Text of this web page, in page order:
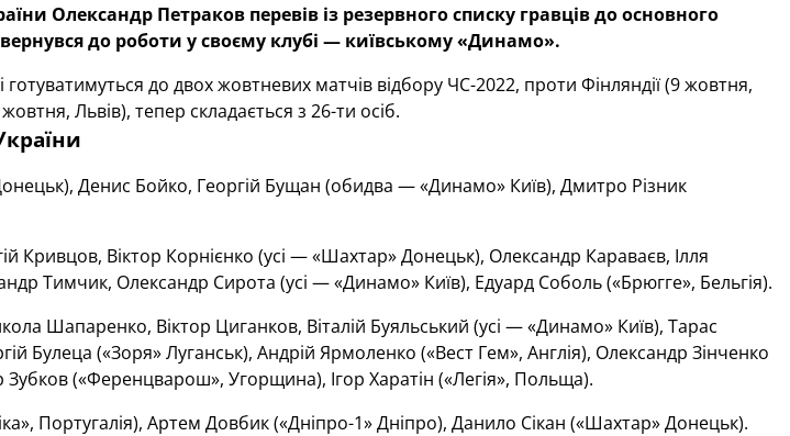
Олександр Петраков перевів із резервного списку гравців до основного
до роботи у своєму клубі — київському «Динамо».
до двох жовтневих матчів відбору ЧС-2022, проти Фінляндії (9 жовтня,
Львів), тепер складається з 26-ти осіб.
Денис Бойко, Георгій Бущан (обидва — «Динамо» Київ), Дмитро Різник
Кривцов, Віктор Корнієнко (усі — «Шахтар» Донецьк), Олександр Караваєв, Ілля
Тимчик, Олександр Сирота (усі — «Динамо» Київ), Едуард Соболь («Брюгге», Бельгія).
Шапаренко, Віктор Циганков, Віталій Буяльський (усі — «Динамо» Київ), Тарас
Булеца («Зоря» Луганськ), Андрій Ярмоленко («Вест Гем», Англія), Олександр Зінченко
Зубков («Ференцварош», Угорщина), Ігор Харатін («Легія», Польща).
Португалія), Артем Довбик («Дніпро-1» Дніпро), Данило Сікан («Шахтар» Донецьк).